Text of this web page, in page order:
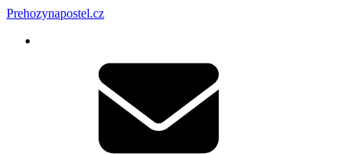
Prehozynapostel.cz